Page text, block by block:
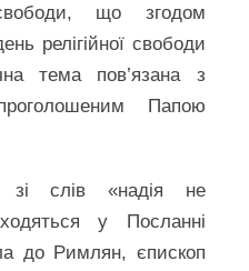
що згодом
релігійної свободи
тема пов’язана з
Папою
зі слів «надія не
у Посланні
до Римлян, єпископ